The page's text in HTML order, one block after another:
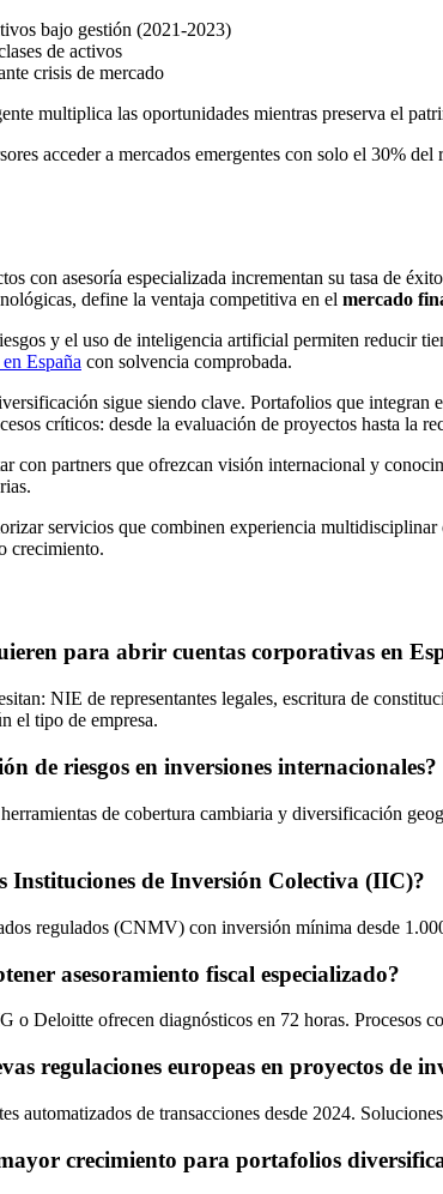
bajo gestión (2021-2023)
de activos
crisis de mercado
multiplica las oportunidades mientras preserva el
acceder a mercados emergentes con solo el 30%
con asesoría especializada incrementan su tasa de
define la ventaja competitiva en el mercado
y el uso de inteligencia artificial permiten reducir
España con solvencia comprobada.
sigue siendo clave. Portafolios que
críticos: desde la evaluación de proyectos hasta la
con partners que ofrezcan visión internacional y
servicios que combinen experiencia
crecimiento.
para abrir cuentas corporativas en
NIE de representantes legales, escritura de
el tipo de empresa.
de riesgos en inversiones internacionales?
de cobertura cambiaria y diversificación
Instituciones de Inversión Colectiva (IIC)?
regulados (CNMV) con inversión mínima desde
asesoramiento fiscal especializado?
o Deloitte ofrecen diagnósticos en 72 horas. Procesos
regulaciones europeas en proyectos de
automatizados de transacciones desde 2024.
crecimiento para portafolios